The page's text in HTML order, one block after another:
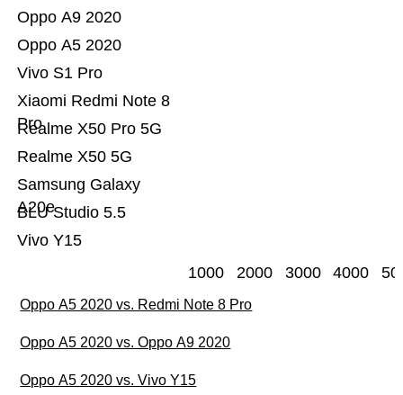
Vivo Y15
BLU Studio 5.5
Samsung Galaxy
A20e
Realme X50 5G
Realme X50 Pro 5G
Xiaomi Redmi Note 8
Pro
Vivo S1 Pro
Oppo A5 2020
Oppo A9 2020
1000 2000 3000 4000
Oppo A5 2020 vs. Redmi Note 8 Pro
Oppo A5 2020 vs. Oppo A9 2020
Oppo A5 2020 vs. Vivo Y15